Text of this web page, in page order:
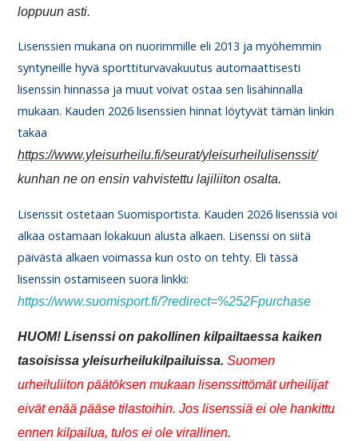
loppuun asti.
Lisenssien mukana on nuorimmille eli 2013 ja myöhemmin
syntyneille hyvä sporttiturvavakuutus automaattisesti
lisenssin hinnassa ja muut voivat ostaa sen lisähinnalla
mukaan. Kauden 2026 lisenssien hinnat löytyvät tämän linkin
takaa
https://www.yleisurheilu.fi/seurat/yleisurheilulisenssit/
kunhan ne on ensin vahvistettu lajiliiton osalta.
Lisenssit ostetaan Suomisportista. Kauden 2026 lisenssiä voi
alkaa ostamaan lokakuun alusta alkaen. Lisenssi on siitä
päivästä alkaen voimassa kun osto on tehty. Eli tässä
lisenssin ostamiseen suora linkki:
https://www.suomisport.fi/?redirect=%252Fpurchase
HUOM! Lisenssi on pakollinen kilpailtaessa kaiken
tasoisissa yleisurheilukilpailuissa.Suomen
urheiluliiton päätöksen mukaan lisenssittömät urheilijat
eivät enää pääse tilastoihin. Jos lisenssiä ei ole hankittu
ennen kilpailua, tulos ei ole virallinen.